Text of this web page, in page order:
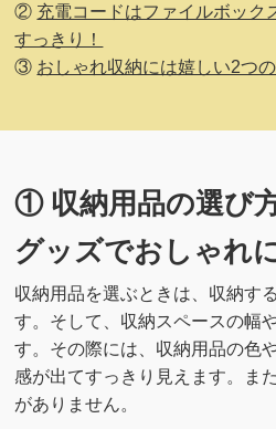
② 充電コードはファイルボック
すっきり！
③ おしゃれ収納には嬉しい2つ
① 収納用品の選び
グッズでおしゃれ
収納用品を選ぶときは、収納す
す。そして、収納スペースの幅
す。その際には、収納用品の色
感が出てすっきり見えます。ま
がありません。